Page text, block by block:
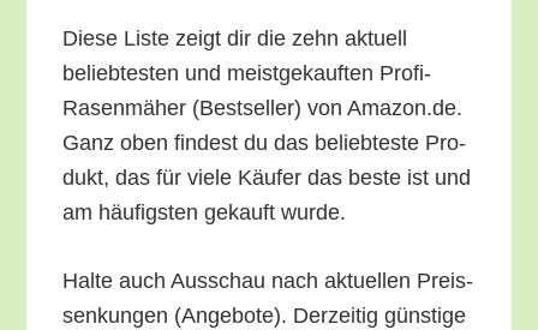
Die­se Lis­te zeigt dir die zehn aktu­ell
belieb­tes­ten und meist­ge­kauf­ten Pro­fi-
Rasen­mä­her (Best­sel­ler) von Amazon.de.
Ganz oben fin­dest du das belieb­tes­te Pro­
dukt, das für vie­le Käu­fer das bes­te ist und
am häu­figs­ten gekauft wurde.
Hal­te auch Aus­schau nach aktu­el­len Preis­
sen­kun­gen (Ange­bo­te). Der­zei­tig güns­ti­ge